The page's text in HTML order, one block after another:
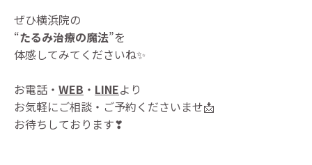
ぜひ横浜院の
“たるみ治療の魔法”を
体感してみてくださいね✨
お電話・ WEB ・ LINEより
お気軽にご相談・ご予約くださいませ📩
お待ちしております❣